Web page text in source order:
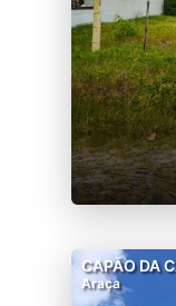
CAPÃO DA
Araça